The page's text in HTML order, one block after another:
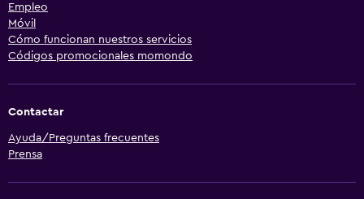
Empleo
Móvil
Cómo funcionan nuestros servicios
Códigos promocionales momondo
Contactar
Ayuda/Preguntas frecuentes
Prensa